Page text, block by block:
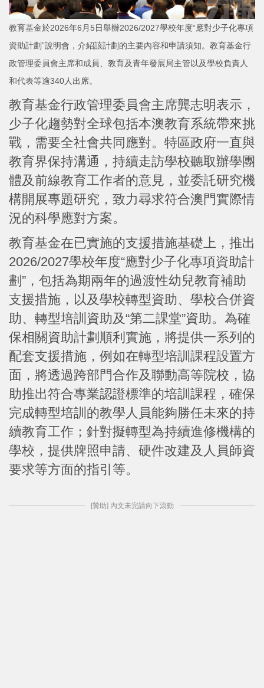
教育基金於2026年6月5日舉辦2026/2027學校年度“應對少子化專項
資助計劃”說明會，介紹該計劃的主要內容和申請須知。教育基金行
政管理委員會主席和成員、教育及青年發展局主管以及學校負責人
和代表等逾340人出席。
教育基金行政管理委員會主席龔志明表示，
少子化趨勢對全球包括本澳教育系統帶來挑
戰，需要全社會共同應對。特區政府一直與
教育界保持溝通，持續走訪學校聽取辦學團
體及前線教育工作者的意見，並委託研究機
構開展專題研究，致力尋求符合澳門實際情
況的科學應對方案。
教育基金在已實施的支援措施基礎上，推出
2026/2027學校年度“應對少子化專項資助計
劃”，包括為期兩年的過渡性幼兒教育補助
支援措施，以及學校轉型資助、學校合併資
助、轉型培訓資助及“第二課堂”資助。為確
保相關資助計劃順利實施，將提供一系列的
配套支援措施，例如在轉型培訓課程設置方
面，將透過跨部門合作及聯動高等院校，協
助推出符合專業認證標準的培訓課程，確保
完成轉型培訓的教學人員能夠勝任未來的持
續教育工作；針對擬轉型為持續進修機構的
學校，提供牌照申請、硬件改建及人員師資
要求等方面的指引等。
[贊助] 內文未完請向下滾動